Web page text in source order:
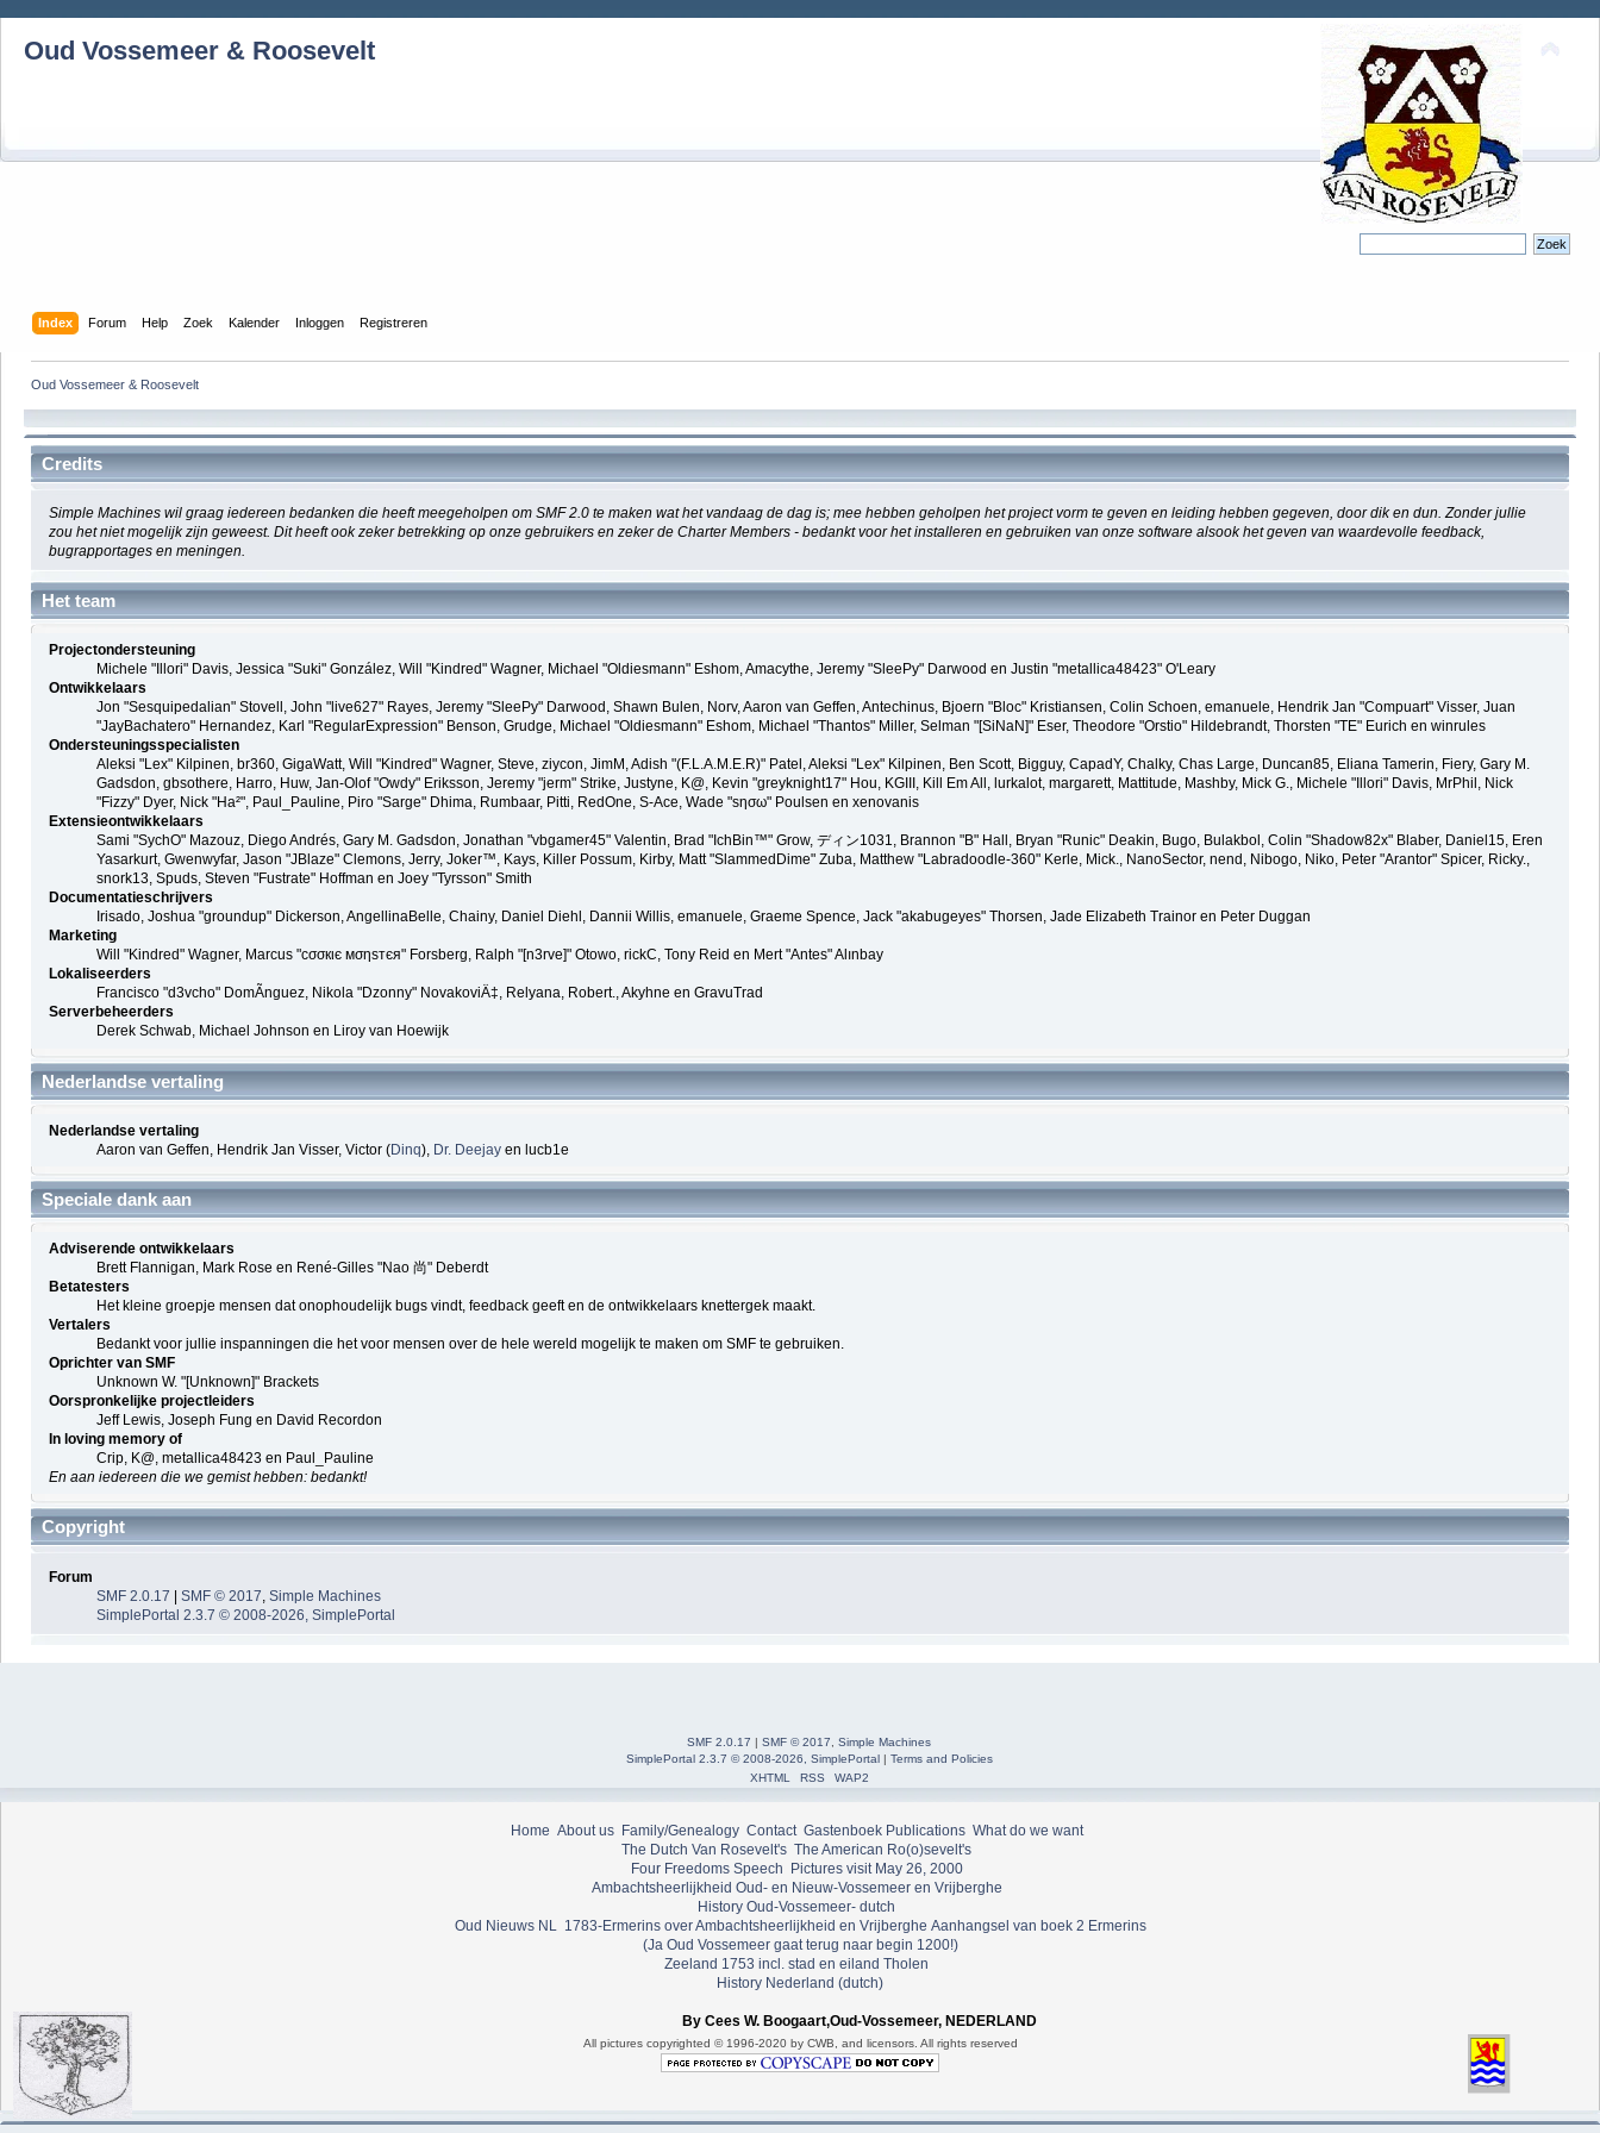
Oud Vossemeer & Roosevelt
Index Forum Help Zoek Kalender Inloggen Registreren
Oud Vossemeer & Roosevelt
Credits
Simple Machines wil graag iedereen bedanken die heeft meegeholpen om SMF 2.0 te maken wat het vandaag de dag is; mee hebben geholpen het project vorm te geven en leiding hebben gegeven, door dik en dun. Zonder jullie
zou het niet mogelijk zijn geweest. Dit heeft ook zeker betrekking op onze gebruikers en zeker de Charter Members - bedankt voor het installeren en gebruiken van onze software alsook het geven van waardevolle feedback,
bugrapportages en meningen.
Het team
Projectondersteuning
Michele "Illori" Davis, Jessica "Suki" González, Will "Kindred" Wagner, Michael "Oldiesmann" Eshom, Amacythe, Jeremy "SleePy" Darwood en Justin "metallica48423" O'Leary
Ontwikkelaars
Jon "Sesquipedalian" Stovell, John "live627" Rayes, Jeremy "SleePy" Darwood, Shawn Bulen, Norv, Aaron van Geffen, Antechinus, Bjoern "Bloc" Kristiansen, Colin Schoen, emanuele, Hendrik Jan "Compuart" Visser, Juan
"JayBachatero" Hernandez, Karl "RegularExpression" Benson, Grudge, Michael "Oldiesmann" Eshom, Michael "Thantos" Miller, Selman "[SiNaN]" Eser, Theodore "Orstio" Hildebrandt, Thorsten "TE" Eurich en winrules
Ondersteuningsspecialisten
Aleksi "Lex" Kilpinen, br360, GigaWatt, Will "Kindred" Wagner, Steve, ziycon, JimM, Adish "(F.L.A.M.E.R)" Patel, Aleksi "Lex" Kilpinen, Ben Scott, Bigguy, CapadY, Chalky, Chas Large, Duncan85, Eliana Tamerin, Fiery, Gary M.
Gadsdon, gbsothere, Harro, Huw, Jan-Olof "Owdy" Eriksson, Jeremy "jerm" Strike, Justyne, K@, Kevin "greyknight17" Hou, KGIII, Kill Em All, lurkalot, margarett, Mattitude, Mashby, Mick G., Michele "Illori" Davis, MrPhil, Nick
"Fizzy" Dyer, Nick "Ha²", Paul_Pauline, Piro "Sarge" Dhima, Rumbaar, Pitti, RedOne, S-Ace, Wade "sησω" Poulsen en xenovanis
Extensieontwikkelaars
Sami "SychO" Mazouz, Diego Andrés, Gary M. Gadsdon, Jonathan "vbgamer45" Valentin, Brad "IchBin™" Grow, ディン1031, Brannon "B" Hall, Bryan "Runic" Deakin, Bugo, Bulakbol, Colin "Shadow82x" Blaber, Daniel15, Eren
Yasarkurt, Gwenwyfar, Jason "JBlaze" Clemons, Jerry, Joker™, Kays, Killer Possum, Kirby, Matt "SlammedDime" Zuba, Matthew "Labradoodle-360" Kerle, Mick., NanoSector, nend, Nibogo, Niko, Peter "Arantor" Spicer, Ricky.,
snork13, Spuds, Steven "Fustrate" Hoffman en Joey "Tyrsson" Smith
Documentatieschrijvers
Irisado, Joshua "groundup" Dickerson, AngellinaBelle, Chainy, Daniel Diehl, Dannii Willis, emanuele, Graeme Spence, Jack "akabugeyes" Thorsen, Jade Elizabeth Trainor en Peter Duggan
Marketing
Will "Kindred" Wagner, Marcus "cσσкιє мσηѕтєя" Forsberg, Ralph "[n3rve]" Otowo, rickC, Tony Reid en Mert "Antes" Alınbay
Lokaliseerders
Francisco "d3vcho" DomÃ­nguez, Nikola "Dzonny" NovakoviÄ‡, Relyana, Robert., Akyhne en GravuTrad
Serverbeheerders
Derek Schwab, Michael Johnson en Liroy van Hoewijk
Nederlandse vertaling
Nederlandse vertaling
Aaron van Geffen, Hendrik Jan Visser, Victor (Dinq), Dr. Deejayen lucb1e
Speciale dank aan
Adviserende ontwikkelaars
Brett Flannigan, Mark Rose en René-Gilles "Nao 尚" Deberdt
Betatesters
Het kleine groepje mensen dat onophoudelijk bugs vindt, feedback geeft en de ontwikkelaars knettergek maakt.
Vertalers
Bedankt voor jullie inspanningen die het voor mensen over de hele wereld mogelijk te maken om SMF te gebruiken.
Oprichter van SMF
Unknown W. "[Unknown]" Brackets
Oorspronkelijke projectleiders
Jeff Lewis, Joseph Fung en David Recordon
In loving memory of
Crip, K@, metallica48423 en Paul_Pauline
En aan iedereen die we gemist hebben: bedankt!
Copyright
Forum
SMF 2.0.17 | SMF © 2017 Simple Machines
SimplePortal 2.3.7 © 2008-2026, SimplePortal
SMF 2.0.17 | SMF © 2017
Simple Machines
SimplePortal 2.3.7 © 2008-2026, SimplePortal| Terms and Policies
XHTML
RSS WAP2
Home About us Family/Genealogy Contact Gastenboek Publications What do we want
The Dutch Van Rosevelt's The American Ro(o)sevelt's
Four Freedoms Speech Pictures visit May 26, 2000
Ambachtsheerlijkheid Oud- en Nieuw-Vossemeer en Vrijberghe
History Oud-Vossemeer- dutch
Oud Nieuws NL
1783-Ermerins over Ambachtsheerlijkheid en Vrijberghe Aanhangsel van boek 2 Ermerins
(Ja Oud Vossemeer gaat terug naar begin 1200!)
Zeeland 1753 incl. stad en eiland Tholen
History Nederland (dutch)
By Cees W. Boogaart,Oud-Vossemeer, NEDERLAND
All pictures copyrighted © 1996-2020 by CWB, and licensors. All rights reserved